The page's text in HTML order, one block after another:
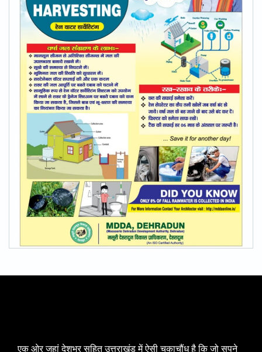
एक ओर जहां देशभर सहित उत्तराखंड में ऐसी चकाचौंध है कि जो सपने